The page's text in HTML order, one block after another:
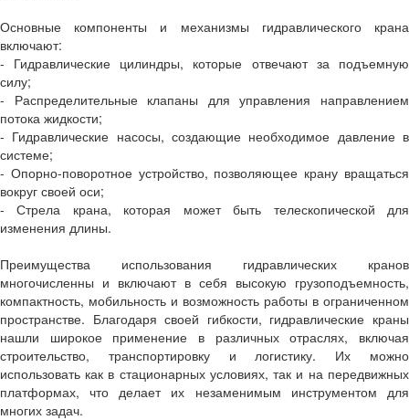
Основные компоненты и механизмы гидравлического крана
включают:
- Гидравлические цилиндры, которые отвечают за подъемную
силу;
- Распределительные клапаны для управления направлением
потока жидкости;
- Гидравлические насосы, создающие необходимое давление в
системе;
- Опорно-поворотное устройство, позволяющее крану вращаться
вокруг своей оси;
- Стрела крана, которая может быть телескопической для
изменения длины.
Преимущества использования гидравлических кранов
многочисленны и включают в себя высокую грузоподъемность,
компактность, мобильность и возможность работы в ограниченном
пространстве. Благодаря своей гибкости, гидравлические краны
нашли широкое применение в различных отраслях, включая
строительство, транспортировку и логистику. Их можно
использовать как в стационарных условиях, так и на передвижных
платформах, что делает их незаменимым инструментом для
многих задач.